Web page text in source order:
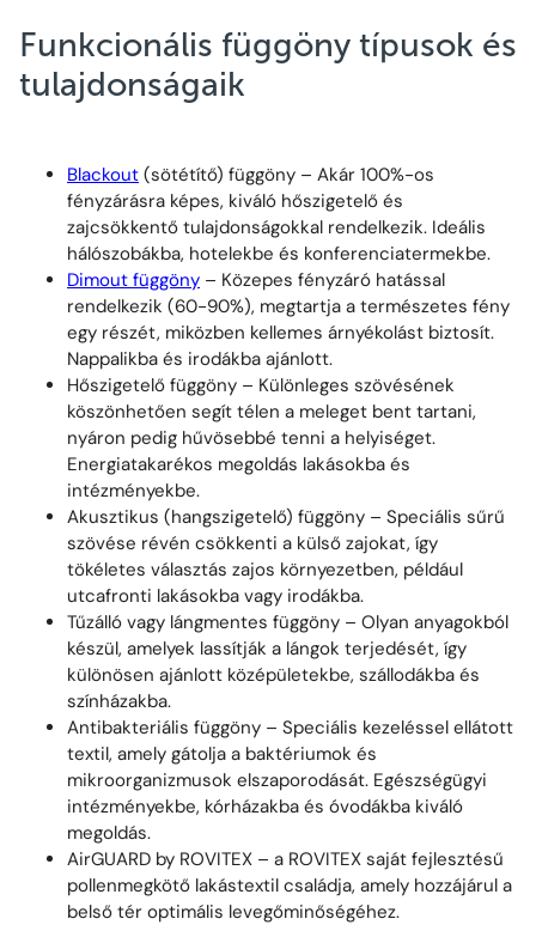
Funkcionális függöny típusok és
tulajdonságaik
Blackout (sötétítő) függöny – Akár 100%-os
fényzárásra képes, kiváló hőszigetelő és
zajcsökkentő tulajdonságokkal rendelkezik. Ideális
hálószobákba, hotelekbe és konferenciatermekbe.
Dimout függöny – Közepes fényzáró hatással
rendelkezik (60-90%), megtartja a természetes fény
egy részét, miközben kellemes árnyékolást biztosít.
Nappalikba és irodákba ajánlott.
Hőszigetelő függöny – Különleges szövésének
köszönhetően segít télen a meleget bent tartani,
nyáron pedig hűvösebbé tenni a helyiséget.
Energiatakarékos megoldás lakásokba és
intézményekbe.
Akusztikus (hangszigetelő) függöny – Speciális sűrű
szövése révén csökkenti a külső zajokat, így
tökéletes választás zajos környezetben, például
utcafronti lakásokba vagy irodákba.
Tűzálló vagy lángmentes függöny – Olyan anyagokból
készül, amelyek lassítják a lángok terjedését, így
különösen ajánlott középületekbe, szállodákba és
színházakba.
Antibakteriális függöny – Speciális kezeléssel ellátott
textil, amely gátolja a baktériumok és
mikroorganizmusok elszaporodását. Egészségügyi
intézményekbe, kórházakba és óvodákba kiváló
megoldás.
AirGUARD by ROVITEX – a ROVITEX saját fejlesztésű
pollenmegkötő lakástextil családja, amely hozzájárul a
belső tér optimális levegőminőségéhez.